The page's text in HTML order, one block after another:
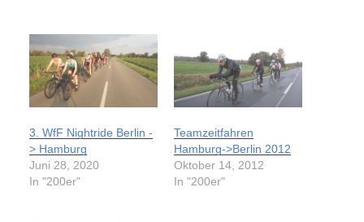
3. WfF Nightride Berlin -
> Hamburg
Juni 28, 2020
In "200er"
Teamzeitfahren
Hamburg->Berlin 2012
Oktober 14, 2012
In "200er"